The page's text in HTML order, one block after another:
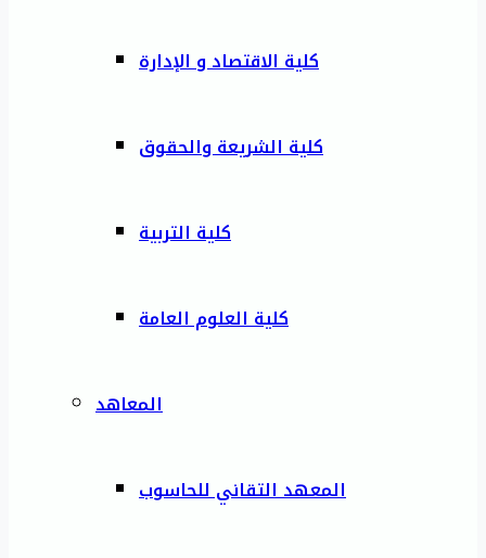
كلية الاقتصاد و الإدارة
كلية الشريعة والحقوق
كلية التربية
كلية العلوم العامة
المعاهد
المعهد التقاني للحاسوب